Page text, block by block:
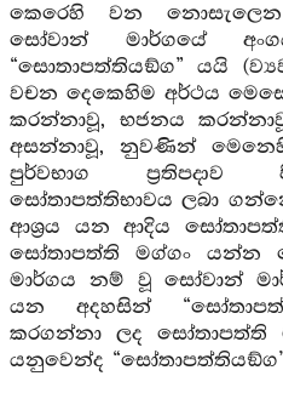
කෙරෙහි වන
සෝවාන් මාර්ගයේ
“සොතාපත්තියඞ්ග” යයි
වචන දෙකෙහිම අර්ථය
කරන්නාවූ, භජනය
අසන්නාවූ, නුවණින්
පුර්වභාග ප්‍රතිපදාව
සෝතාපත්තිභාවය ලබා
ආශ්‍රය යන ආදිය
සෝතාපත්ති මග්ගං යන්න
මාර්ගය නම් වූ සෝවාන්
යන අදහසින්
කරගන්නා ලද සෝතාපත්ති
යනුවෙන්ද